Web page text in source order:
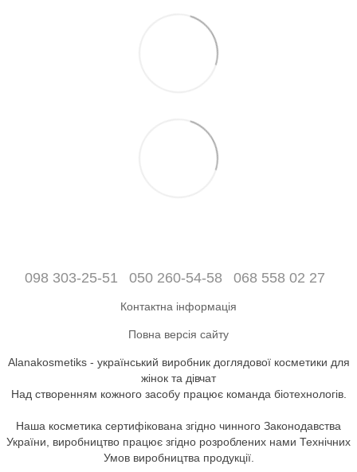
098 303-25-51 050 260-54-58 068 558 02 27
Контактна інформація
Повна версія сайту
Alanakosmetiks - український виробник доглядової косметики для
жінок та дівчат
Над створенням кожного засобу працює команда біотехнологів.
Наша косметика сертифікована згідно чинного Законодавства
України, виробництво працює згідно розроблених нами Технічних
Умов виробництва продукції.